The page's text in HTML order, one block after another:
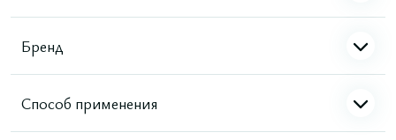
Бренд
Способ применения